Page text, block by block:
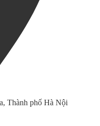
Thành phố Hà Nội